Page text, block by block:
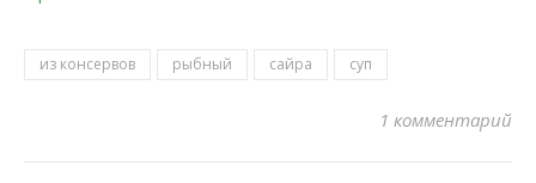
из консервов рыбный сайра суп
1 комментарий